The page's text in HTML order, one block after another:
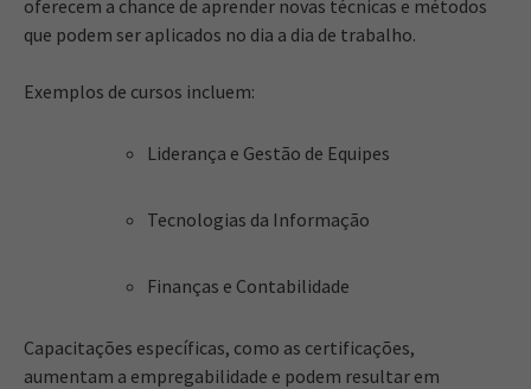
oferecem a chance de aprender novas técnicas e métodos
que podem ser aplicados no dia a dia de trabalho.
Exemplos de cursos incluem:
Liderança e Gestão de Equipes
Tecnologias da Informação
Finanças e Contabilidade
Capacitações específicas, como as certificações,
aumentam a empregabilidade e podem resultar em